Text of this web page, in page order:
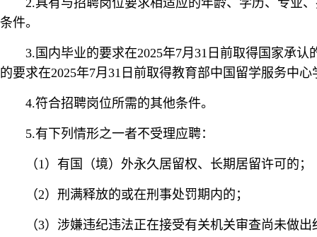
2.具有与招聘岗位要求相适应的年龄、学历、专业
条件。
3.国内毕业的要求在2025年7月31日前取得国家承
的要求在2025年7月31日前取得教育部中国留学服务中
4.符合招聘岗位所需的其他条件。
5.有下列情形之一者不受理应聘：
（1）有国（境）外永久居留权、长期居留许可的；
（2）刑满释放的或在刑事处罚期内的；
（3）涉嫌违纪违法正在接受有关机关审查尚未做出